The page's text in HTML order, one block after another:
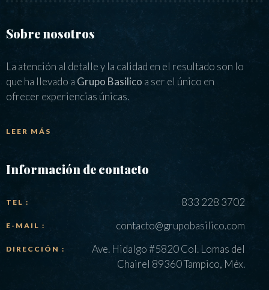
Sobre nosotros
La atención al detalle y la calidad en el resultado son lo
que ha llevado a Grupo Basilico a ser el único en
ofrecer experiencias únicas.
LEER MÁS
Información de contacto
TEL : 833 228 3702
E-MAIL : contacto@grupobasilico.com
DIRECCIÓN :
Ave. Hidalgo #5820 Col. Lomas del
Chairel 89360 Tampico, Méx.